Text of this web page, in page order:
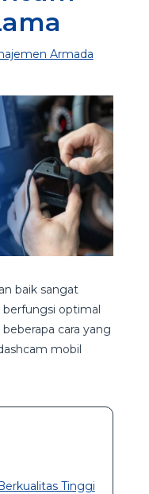
Armada
baik sangat
optimal
cara yang
mobil
Tinggi